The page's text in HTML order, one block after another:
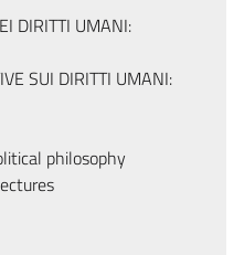
DIRITTI UMANI:
SUI DIRITTI UMANI:
philosophy